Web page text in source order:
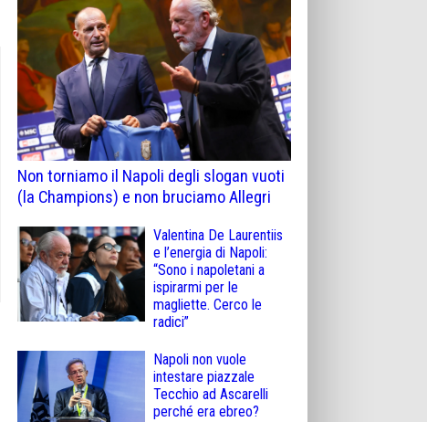
Non torniamo il Napoli degli slogan vuoti
(la Champions) e non bruciamo Allegri
Valentina De Laurentiis
e l’energia di Napoli:
“Sono i napoletani a
ispirarmi per le
magliette. Cerco le
radici”
Napoli non vuole
intestare piazzale
Tecchio ad Ascarelli
perché era ebreo?